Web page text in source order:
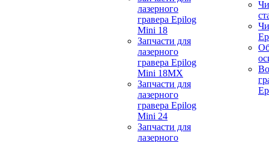
лазерного
гравера Epilog
Mini 18
Запчасти для
лазерного
гравера Epilog
Mini 18MX
Запчасти для
лазерного
гравера Epilog
Mini 24
Запчасти для
лазерного